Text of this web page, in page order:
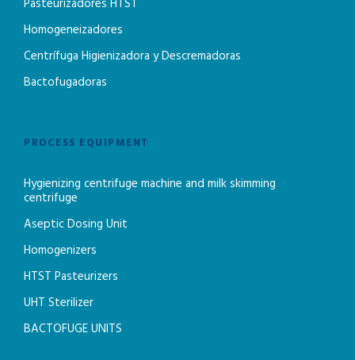
Homogeneizadores
Centrífuga Higienizadora y Descremadoras
Bactofugadoras
PROCESS EQUIPMENT
Hygienizing centrifuge machine and milk skimming
centrifuge
Aseptic Dosing Unit
Homogenizers
HTST Pasteurizers
UHT Sterilizer
BACTOFUGE UNITS